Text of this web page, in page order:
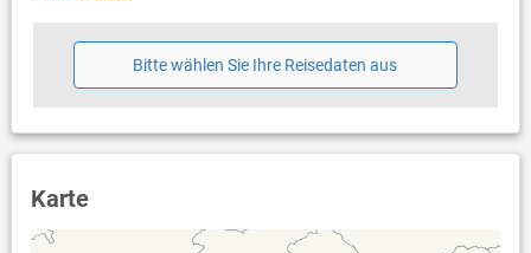
Bitte wählen Sie Ihre Reisedaten aus
Karte